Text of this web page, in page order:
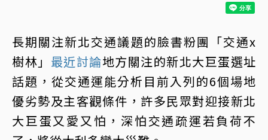
長期關注新北交通議題的臉書粉團「交通x
樹林」 最近討論地方關注的新北大巨蛋選址
話題，從交通運能分析目前入列的6個場地
優劣勢及主客觀條件，許多民眾對迎接新北
大巨蛋又愛又怕，深怕交通疏運若負荷不